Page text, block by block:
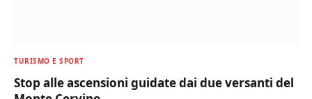
TURISMO E SPORT
Stop alle ascensioni guidate dai due versanti del